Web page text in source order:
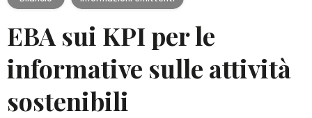
EBA sui KPI per le
informative sulle attività
sostenibili